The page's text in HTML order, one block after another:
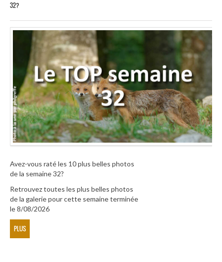
32?
Avez-vous raté les 10 plus belles photos
de la semaine 32?
Retrouvez toutes les plus belles photos
de la galerie pour cette semaine terminée
le 8/08/2026
PLUS